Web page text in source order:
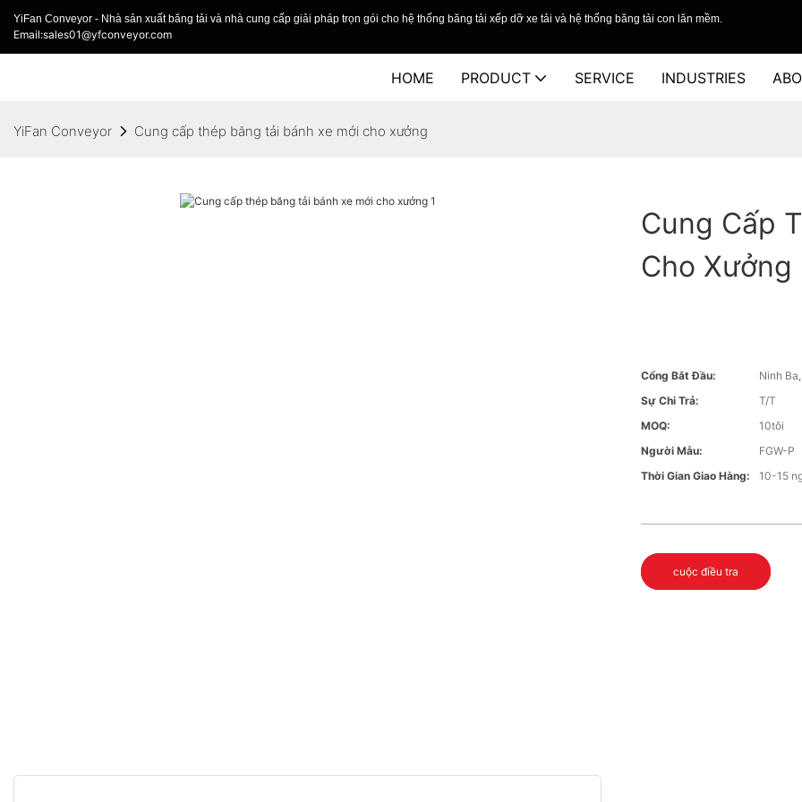
YiFan Conveyor - Nhà sản xuất băng tải và nhà cung cấp giải pháp trọn gói cho hệ thống băng tải xếp dỡ xe tải và hệ thống băng tải con lăn mềm.
Email:sales01@yfconveyor.com
HOME PRODUCT SERVICE INDUSTRIES
YiFan Conveyor Cung cấp thép băng tải bánh xe mới cho xưởng
Cung Cấp
Cho Xưởng
Cổng Bắt Đầu:
Ninh
Sự Chi Trả:
T/T
MOQ:
10tôi
Người Mẫu:
FGW-P
Thời Gian Giao Hàng:
10-15
cuộc điều tra